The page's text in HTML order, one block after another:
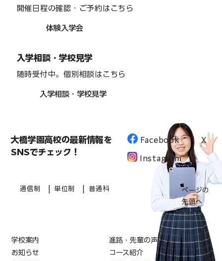
開催日程の確認・ご予約はこちら
体験入学会
入学相談・学校見学
随時受付中。個別相談はこちら
入学相談・学校見学
大橋学園高校の最新情報を
SNSでチェック！
Facebook
Instagram
X
通信制 単位制 普通科
ページの
先頭へ
学校案内
進路・先輩の声
お知らせ
コース紹介